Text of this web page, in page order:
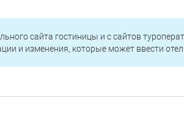
сайта гостиницы и с сайтов
и изменения, которые может ввести